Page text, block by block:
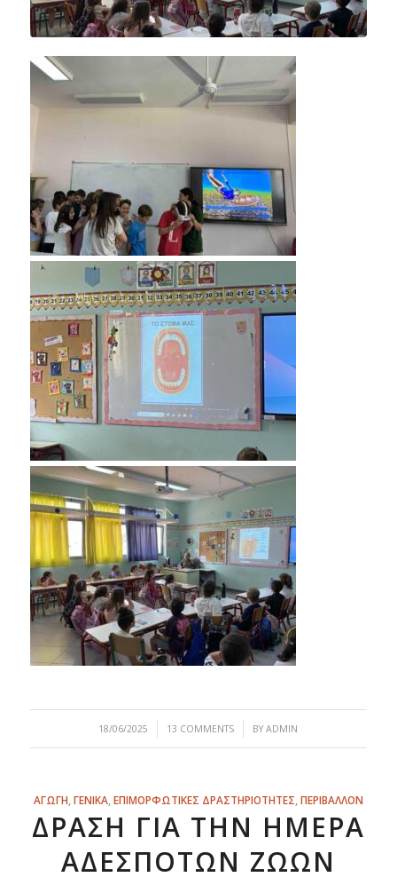
18/06/2025
/ 13 COMMENTS
/ BYADMIN
ΑΓΩΓΗ ΓΕΝΙΚΑ, ΕΠΙΜΟΡΦΩΤΙΚΕΣ ΔΡΑΣΤΗΡΙΟΤΗΤΕΣ ΠΕΡΙΒΑΛΛΟΝ
ΔΡΆΣΗ ΓΙΑ ΤΗΝ ΗΜΈΡΑ
ΑΔΈΣΠΟΤΩΝ ΖΏΩΝ